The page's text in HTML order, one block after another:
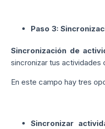
Paso 3:
Sincronización de
sincronizar tus actividades
En este campo hay tres
Sincronizar